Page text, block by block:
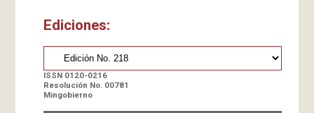
Ediciones:
ISSN 0120-0216
Resolución No. 00781
Mingobierno